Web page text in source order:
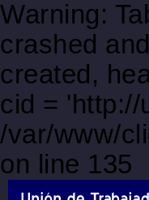
Warning:
crashed
created,
cid =
/var/www/
on line 135